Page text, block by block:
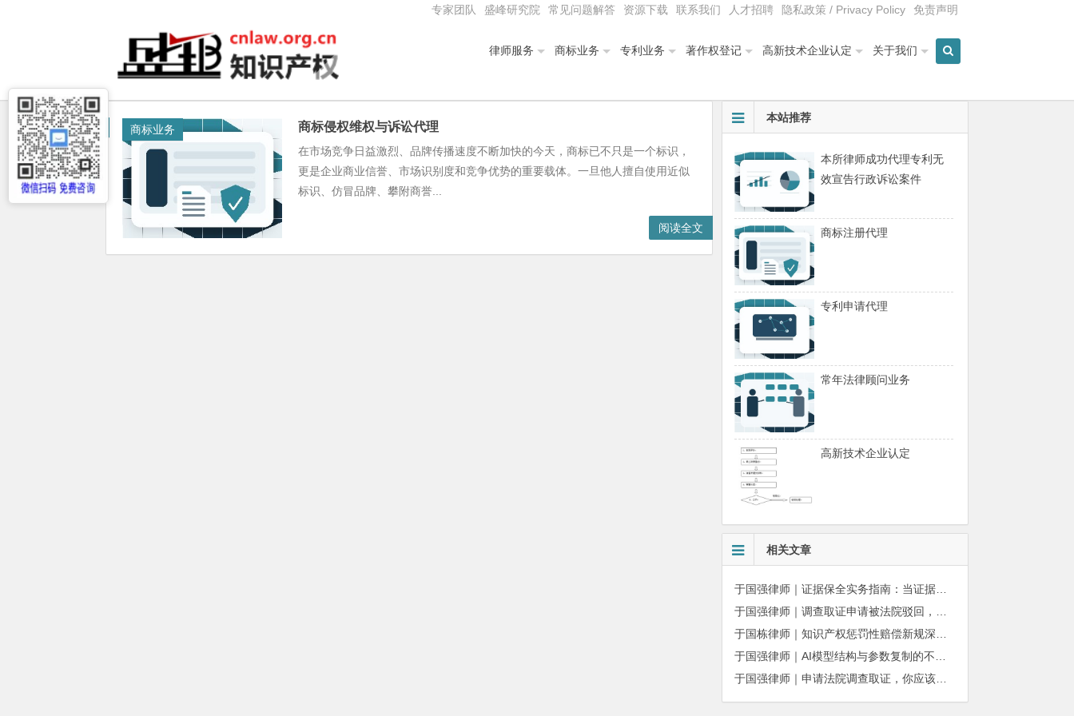
专家团队 盛峰研究院 常见问题解答 资源下载 联系我们 人才招聘 隐私政策 / Privacy Policy 免责声明
律师服务 商标业务 专利业务 著作权登记 高新技术企业认定 关于我们
商标业务 商标侵权维权与诉讼代理
在市场竞争日益激烈、品牌传播速度不断加快的今天，商标已不只是一个标识，
更是企业商业信誉、市场识别度和竞争优势的重要载体。一旦他人擅自使用近似
标识、仿冒品牌、攀附商誉...
阅读全文
本站推荐
本所律师成功代理专利无
效宣告行政诉讼案件
商标注册代理
专利申请代理
常年法律顾问业务
高新技术企业认定
相关文章